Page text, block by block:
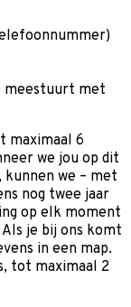
meestuurt met
maximaal 6
we jou op dit
we – met
nog twee jaar
op elk moment
je bij ons komt
in een map.
tot maximaal 2